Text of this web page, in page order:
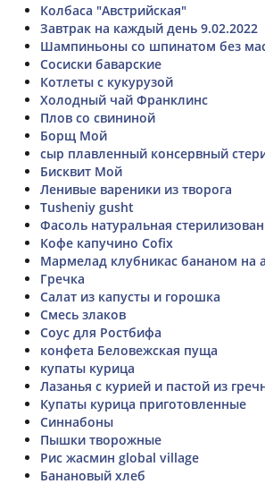
Колбаса "Австрийская"
Завтрак на каждый день 9.02.2022
Шампиньоны со шпинатом без
Сосиски баварские
Котлеты с кукурузой
Холодный чай Франклинс
Плов со свининой
Борщ Мой
сыр плавленный консервный
Бисквит Мой
Ленивые вареники из творога
Tusheniy gusht
Фасоль натуральная
Кофе капучино Cofix
Мармелад клубникас бананом на
Гречка
Салат из капусты и горошка
Смесь злаков
Соус для Ростбифа
конфета Беловежская пуща
купаты курица
Лазанья с курией и пастой из
Купаты курица приготовленные
Синнабоны
Пышки творожные
Рис жасмин global village
Банановый хлеб